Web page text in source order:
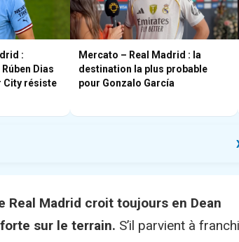
:
Dias
City résiste
Mercato – Real Madrid : la
destination la plus probable
pour Gonzalo García
Real Madrid croit toujours en Dean
sur le terrain. S’il parvient à